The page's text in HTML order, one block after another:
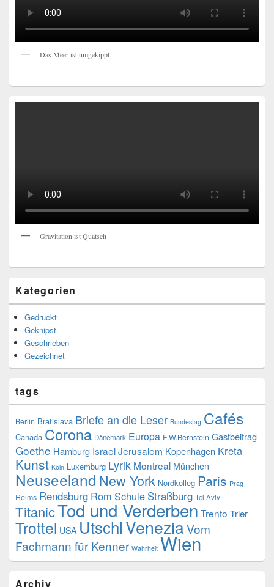
Das Meer ist umgekippt
Gravitation ist Quatsch
Kategorien
Gedruckt
Geknipst
Geschrieben
Gezeichnet
tags
Berlin Bratislava Briefe an die Leser Bundestag Cafés
Canada Corona Dänemark Europa F.W.Bernstein Gastbeitrag
Goethe Hamburg IsraelJerusalem Kopenhagen Kreta
Kunst Köln Luxemburg Lyrik Montreal München
Neuseeland New York Nordkolleg Paris Prag
Reims Rendsburg Rom Schule Straßburg Tel Aviv
TitanicTod und Verderben Trento Trier
Trottel USA UtschlVeneziaVom
Fachmann für Kenner Wahrheit Wien
Archiv